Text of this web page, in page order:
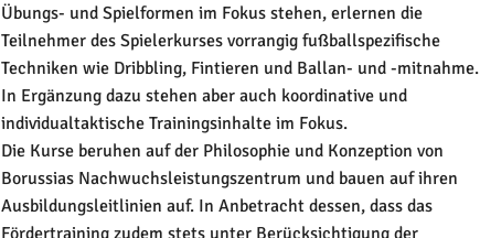
Übungs- und Spielformen im Fokus stehen, erlernen die
Teilnehmer des Spielerkurses vorrangig fußballspezifische
Techniken wie Dribbling, Fintieren und Ballan- und -mitnahme.
In Ergänzung dazu stehen aber auch koordinative und
individualtaktische Trainingsinhalte im Fokus.
Die Kurse beruhen auf der Philosophie und Konzeption von
Borussias Nachwuchsleistungszentrum und bauen auf ihren
Ausbildungsleitlinien auf. In Anbetracht dessen, dass das
Fördertraining zudem stets unter Berücksichtigung der